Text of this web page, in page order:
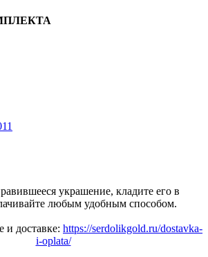
украшение, кладите его в
любым удобным способом.
и доставке: https://serdolikgold.ru/dostavka-
i-oplata/